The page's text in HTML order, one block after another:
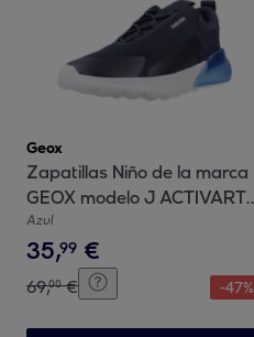
Geox
Zapatillas Niño de la marca
GEOX modelo J ACTIVART
ILLUMINUS AZUL
Azul
35,99 €
69,00 € -47%